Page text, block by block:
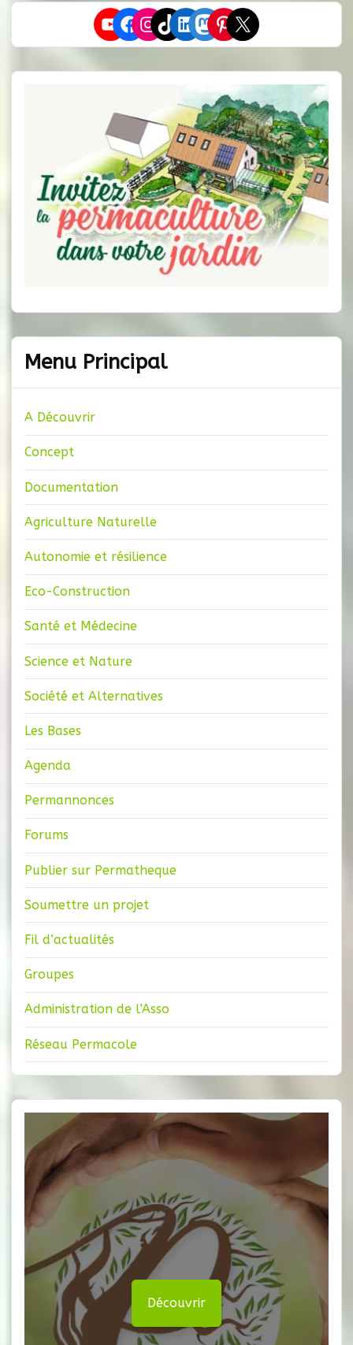
YouTube
Facebook
Instagram
TikTok
LinkedIn
Mastodon
Pinterest
X
Menu Principal
A Découvrir
Concept
Documentation
Agriculture Naturelle
Autonomie et résilience
Eco-Construction
Santé et Médecine
Science et Nature
Société et Alternatives
Les Bases
Agenda
Permannonces
Forums
Publier sur Permatheque
Soumettre un projet
Fil d’actualités
Groupes
Administration de l’Asso
Réseau Permacole
Découvrir